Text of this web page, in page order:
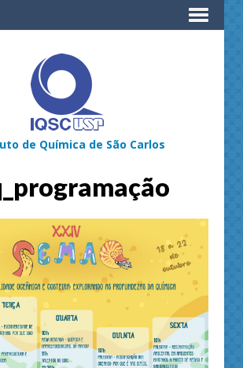
de Química de São Carlos